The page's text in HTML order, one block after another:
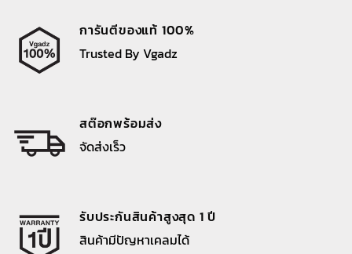
การันตีของแท้ 100%
Trusted By Vgadz
สต๊อกพร้อมส่ง
จัดส่งเร็ว
รับประกันสินค้าสูงสุด 1 ปี
สินค้ามีปัญหาเคลมได้